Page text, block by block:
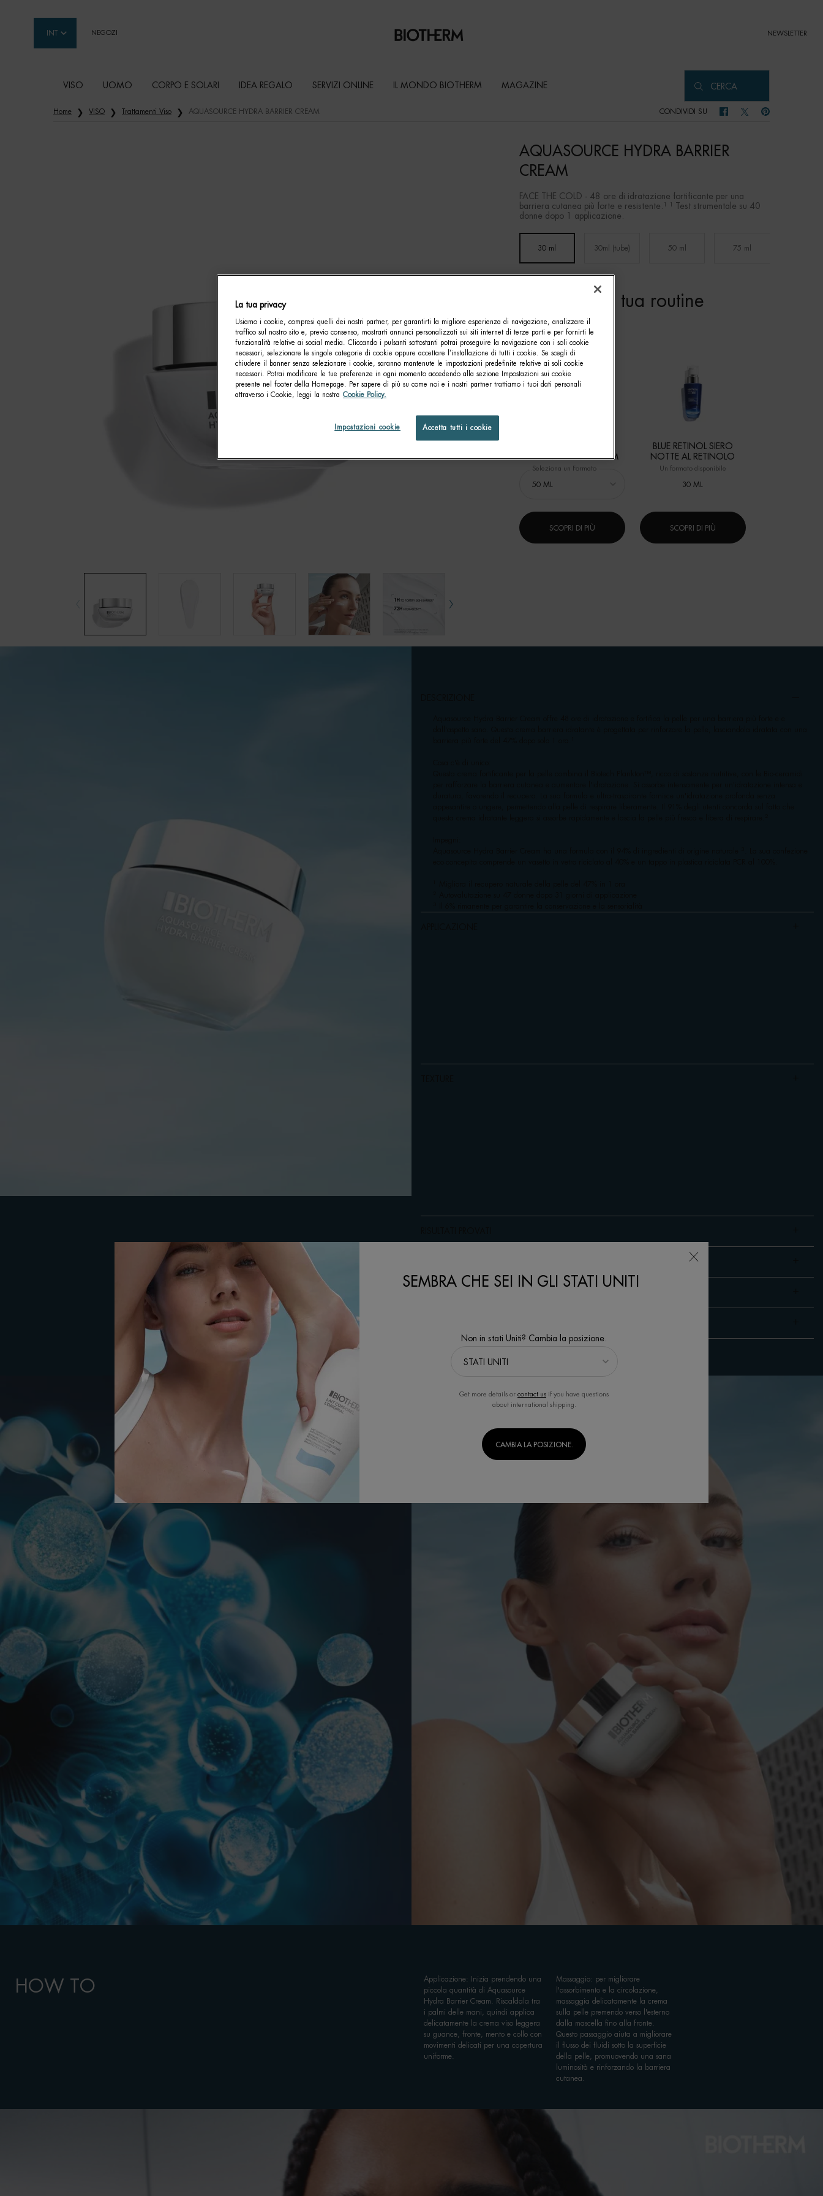
INT NEGOZI NEWSLETTER
VISO UOMO CORPO E SOLARI IDEA REGALO SERVIZI ONLINE IL MONDO BIOTHERM MAGAZINE CERCA
Contenuto principale
Home VISO Trattamenti Viso AQUASOURCE HYDRA BARRIER CREAM CONDIVIDI SU CONDIVIDI SU FACEBOOK
CONDIVIDI SU TWITTER
CONDIVIDI SU
AQUASOURCE HYDRA BARRIER
CREAM
FACE THE COLD - 48 ore di idratazione fortificante per una
barriera cutanea più forte e resistente.¹ ¹ Test strumentale su 40
donne dopo 1 applicazione.
Selected
30 ml
, 1 of 4 Selected
30ml (tube)
, 2 of 4 Selected
50 ml
, 3 of 4 Selected
75 ml
, 4 of 4
Completa la tua routine
REGENERATING SERUM
Seleziona un Formato
SCOPRI DI PIÙ
BLUE RETINOL SIERO
NOTTE AL RETINOLO
Un formato disponibile
30 ML
SCOPRI DI PIÙ
HOW TO
Applicazione: Inizia prendendo una
piccola quantità di Aquasource
Hydra Barrier Cream. Riscaldala tra
i palmi delle mani, quindi applica
delicatamente la crema viso leggera
su guance, fronte, mento e collo con
movimenti delicati per una copertura
uniforme.
Massaggio: per migliorare
l'assorbimento e la circolazione,
massaggia delicatamente la crema
sulla pelle premendo verso l'esterno
dalla mascella fino alla fronte.
Questo passaggio aiuta a migliorare
il flusso dei fluidi sotto la superficie
della pelle, promuovendo una sana
luminosità e rinforzando la barriera
cutanea.
SEMBRA CHE SEI IN GLI STATI UNITI
Non in stati Uniti? Cambia la posizione.
Get more details or contact us if you have questions
about international shipping.
CAMBIA LA POSIZIONE.
La tua privacy
Usiamo i cookie, compresi quelli dei nostri partner, per garantirti la migliore esperienza di navigazione, analizzare il
traffico sul nostro sito e, previo consenso, mostrarti annunci personalizzati sui siti internet di terze parti e per fornirti le
funzionalità relative ai social media. Cliccando i pulsanti sottostanti potrai proseguire la navigazione con i soli cookie
necessari, selezionare le singole categorie di cookie oppure accettare l’installazione di tutti i cookie. Se scegli di
chiudere il banner senza selezionare i cookie, saranno mantenute le impostazioni predefinite relative ai soli cookie
necessari. Potrai modificare le tue preferenze in ogni momento accedendo alla sezione Impostazioni sui cookie
presente nel footer della Homepage. Per sapere di più su come noi e i nostri partner trattiamo i tuoi dati personali
attraverso i Cookie, leggi la nostra Cookie Policy.
Impostazioni cookie Accetta tutti i cookie